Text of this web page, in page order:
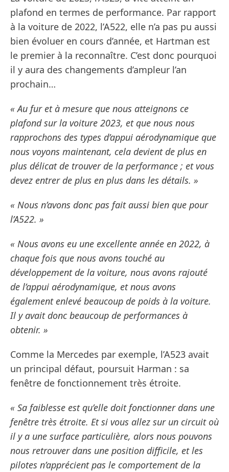
plafond en termes de performance. Par rapport
à la voiture de 2022, l’A522, elle n’a pas pu aussi
bien évoluer en cours d’année, et Hartman est
le premier à la reconnaître. C’est donc pourquoi
il y aura des changements d’ampleur l’an
prochain…
« Au fur et à mesure que nous atteignons ce
plafond sur la voiture 2023, et que nous nous
rapprochons des types d’appui aérodynamique que
nous voyons maintenant, cela devient de plus en
plus délicat de trouver de la performance ; et vous
devez entrer de plus en plus dans les détails. »
« Nous n’avons donc pas fait aussi bien que pour
l’A522. »
« Nous avons eu une excellente année en 2022, à
chaque fois que nous avons touché au
développement de la voiture, nous avons rajouté
de l’appui aérodynamique, et nous avons
également enlevé beaucoup de poids à la voiture.
Il y avait donc beaucoup de performances à
obtenir. »
Comme la Mercedes par exemple, l’A523 avait
un principal défaut, poursuit Harman : sa
fenêtre de fonctionnement très étroite.
« Sa faiblesse est qu’elle doit fonctionner dans une
fenêtre très étroite. Et si vous allez sur un circuit où
il y a une surface particulière, alors nous pouvons
nous retrouver dans une position difficile, et les
pilotes n’apprécient pas le comportement de la